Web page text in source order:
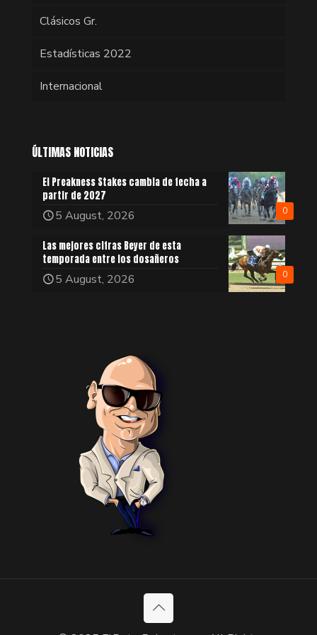
Clásicos Gr.
Estadísticas 2022
Internacional
ÚLTIMAS NOTICIAS
0
El Preakness Stakes cambia de fecha a
partir de 2027
5 August, 2026
0
Las mejores cifras Beyer de esta
temporada entre los dosañeros
5 August, 2026